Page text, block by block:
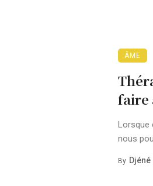
ÂME
faire
Lorsque
nous
By Djéné